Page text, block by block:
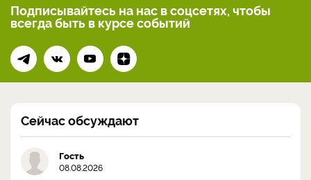
Подписывайтесь на нас в соцсетях, чтобы
всегдабыть в курсе событий
Сейчас обсуждают
Гость
08.08.2026